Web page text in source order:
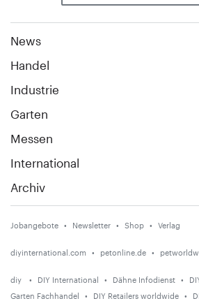
News
Handel
Industrie
Garten
Messen
International
Archiv
Jobangebote Newsletter Shop Verlag
diyinternational.com petonline.de
diy DIY International Dähne Infodienst
Garten Fachhandel
DIY Retailers worldwide